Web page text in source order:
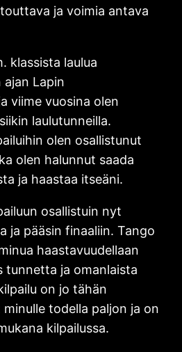
ja voimia antava
klassista laulua
ajan Lapin
viime vuosina olen
laulutunneilla.
olen osallistunut
olen halunnut saada
ja haastaa itseäni.
osallistuin nyt
ja pääsin finaaliin. Tango
haastavuudellaan
tunnetta ja omanlaista
on jo tähän
todella paljon ja on
kilpailussa.